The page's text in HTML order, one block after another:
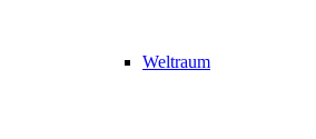
Weltraum